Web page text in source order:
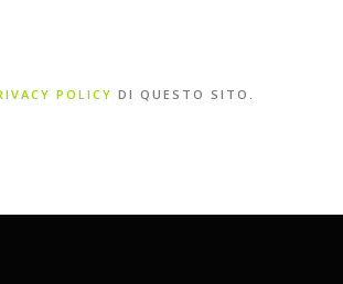
POLICY DI QUESTO SITO.